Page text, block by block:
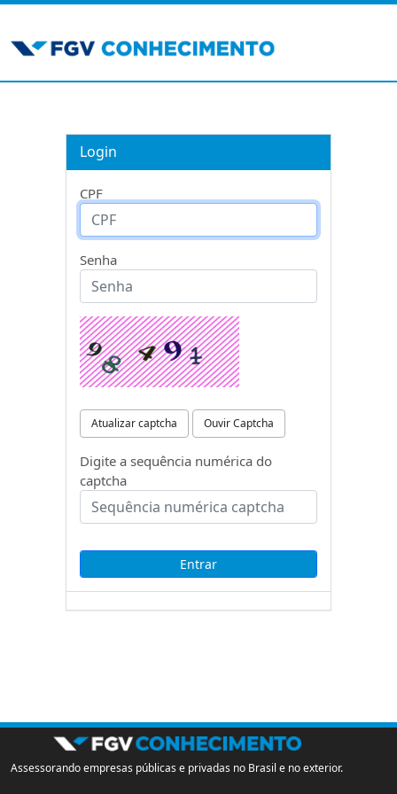
Login
CPF
Senha
Atualizar captcha Ouvir Captcha
Digite a sequência numérica do
captcha
Assessorando empresas públicas e privadas no Brasil e no exterior.